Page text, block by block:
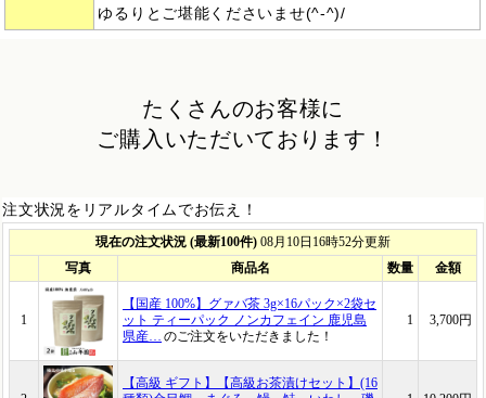
ゆるりとご堪能くださいませ(^-^)/
たくさんのお客様に
ご購入いただいております！
注文状況をリアルタイムでお伝え！